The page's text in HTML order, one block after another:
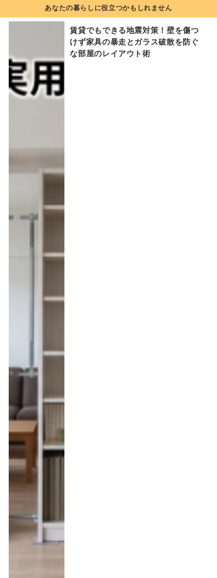
あなたの暮らしに役立つかもしれません
賃貸でもできる地震対策！壁を傷つ
けず家具の暴走とガラス破散を防ぐ
な部屋のレイアウト術